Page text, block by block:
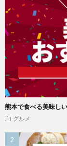
熊本で食べる美味し
グルメ